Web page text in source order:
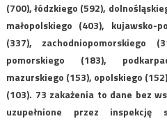
(700), łódzkiego (592),
małopolskiego (403), kujawsko-
(337), zachodniopomorskiego
pomorskiego (183),
mazurskiego (153), opolskiego
(103). 73 zakażenia to dane bez
uzupełnione przez inspekcję